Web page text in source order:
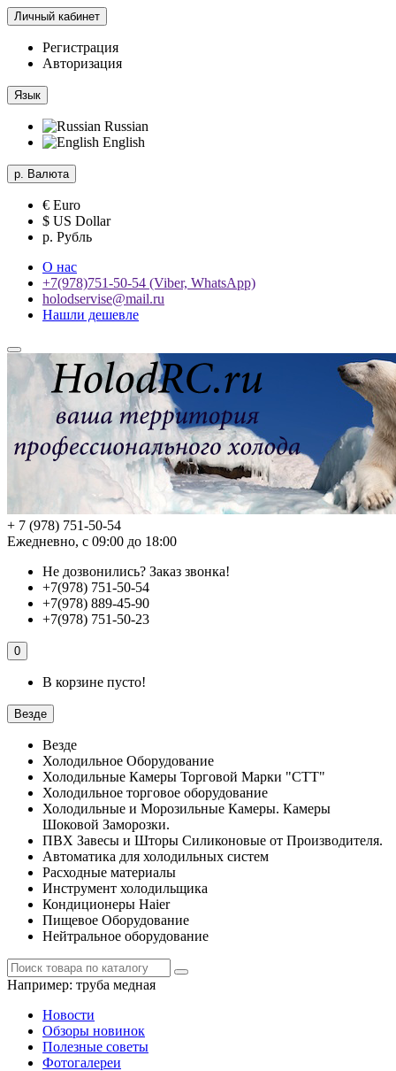
Личный кабинет
Регистрация
Авторизация
Язык
Russian
English
р. Валюта
€ Euro
$ US Dollar
р. Рубль
О нас
+7(978)751-50-54 (Viber, WhatsApp)
holodservise@mail.ru
Нашли дешевле
+ 7 (978) 751-50-54
Ежедневно, с 09:00 до 18:00
Не дозвонились? Заказ звонка!
+7(978) 751-50-54
+7(978) 889-45-90
+7(978) 751-50-23
0
В корзине пусто!
Везде
Везде
Холодильное Оборудование
Холодильные Камеры Торговой Марки "СТТ"
Холодильное торговое оборудование
Холодильные и Морозильные Камеры. Камеры
Шоковой Заморозки.
ПВХ Завесы и Шторы Силиконовые от Производителя.
Автоматика для холодильных систем
Расходные материалы
Инструмент холодильщика
Кондиционеры Haier
Пищевое Оборудование
Нейтральное оборудование
Например: труба медная
Новости
Обзоры новинок
Полезные советы
Фотогалереи